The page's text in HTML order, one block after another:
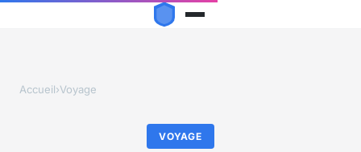
Accueil›Voyage
VOYAGE